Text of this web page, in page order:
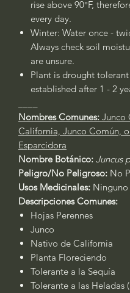
rise above 90°F,
every day.
Winter: Water once -
Always check soil
are unsure.
Plant is drought
established after 1 - 2
Nombres Comunes: Junco
California, Junco Común,
Esparcidora
Nombre Botánico: Juncus
Peligro/No Peligroso: No
Usos Medicinales: Ninguno
Descripciones Comunes:
Hojas Perennes
Junco
Nativo de California
Planta Floreciendo
Tolerante a la Sequía
Tolerante a las Heladas